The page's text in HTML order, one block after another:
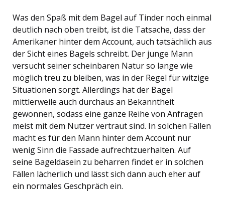
Was den Spaß mit dem Bagel auf Tinder noch einmal
deutlich nach oben treibt, ist die Tatsache, dass der
Amerikaner hinter dem Account, auch tatsächlich aus
der Sicht eines Bagels schreibt. Der junge Mann
versucht seiner scheinbaren Natur so lange wie
möglich treu zu bleiben, was in der Regel für witzige
Situationen sorgt. Allerdings hat der Bagel
mittlerweile auch durchaus an Bekanntheit
gewonnen, sodass eine ganze Reihe von Anfragen
meist mit dem Nutzer vertraut sind. In solchen Fällen
macht es für den Mann hinter dem Account nur
wenig Sinn die Fassade aufrechtzuerhalten. Auf
seine Bageldasein zu beharren findet er in solchen
Fällen lächerlich und lässt sich dann auch eher auf
ein normales Geschpräch ein.